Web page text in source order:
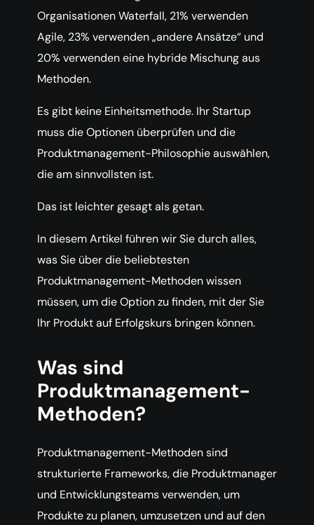
Organisationen Waterfall, 21% verwenden
Agile, 23% verwenden „andere Ansätze“ und
20% verwenden eine hybride Mischung aus
Methoden.
Es gibt keine Einheitsmethode. Ihr Startup
muss die Optionen überprüfen und die
Produktmanagement-Philosophie auswählen,
die am sinnvollsten ist.
Das ist leichter gesagt als getan.
In diesem Artikel führen wir Sie durch alles,
was Sie über die beliebtesten
Produktmanagement-Methoden wissen
müssen, um die Option zu finden, mit der Sie
Ihr Produkt auf Erfolgskurs bringen können.
Was sind
Produktmanagement-
Methoden?
Produktmanagement-Methoden sind
strukturierte Frameworks, die Produktmanager
und Entwicklungsteams verwenden, um
Produkte zu planen, umzusetzen und auf den